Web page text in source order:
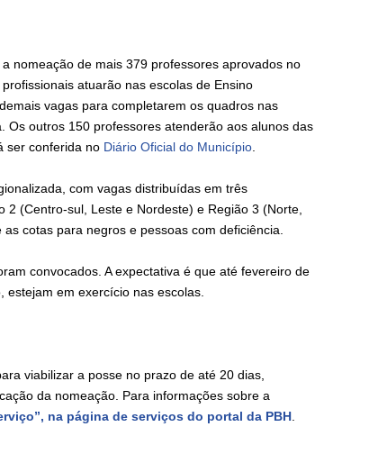
nomeação de mais 379 professores aprovados no
atuarão nas escolas de Ensino
vagas para completarem os quadros nas
outros 150 professores atenderão aos alunos das
ser conferida no Diário Oficial do Município.
com vagas distribuídas em três
(Centro-sul, Leste e Nordeste) e Região 3 (Norte,
cotas para negros e pessoas com deficiência.
convocados. A expectativa é que até fevereiro de
estejam em exercício nas escolas.
viabilizar a posse no prazo de até 20 dias,
da nomeação. Para informações sobre a
na página de serviços do portal da PBH.